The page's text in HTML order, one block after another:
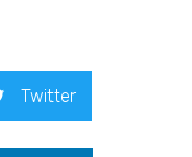
Twitter